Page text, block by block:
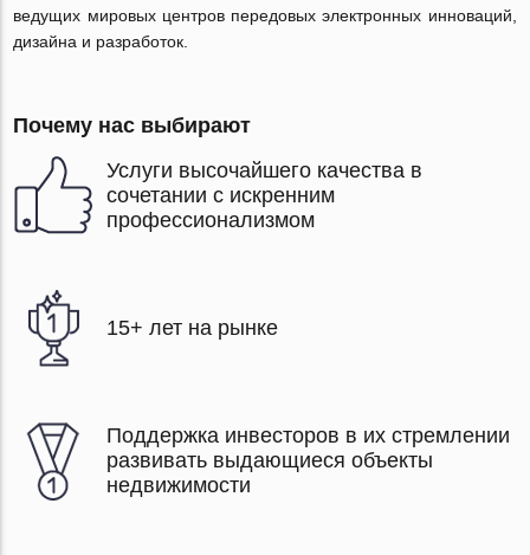
ведущих мировых центров передовых электронных инноваций,
дизайна и разработок.
Почему нас выбирают
Услуги высочайшего качества в
сочетании с искренним
профессионализмом
15+ лет на рынке
Поддержка инвесторов в их стремлении
развивать выдающиеся объекты
недвижимости